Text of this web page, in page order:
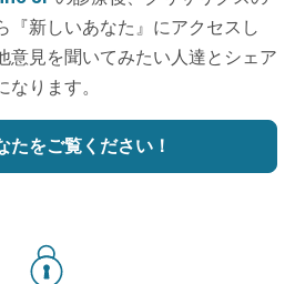
『新しいあなた』にアクセスし
意見を聞いてみたい人達とシェア
ります。
たをご覧ください！